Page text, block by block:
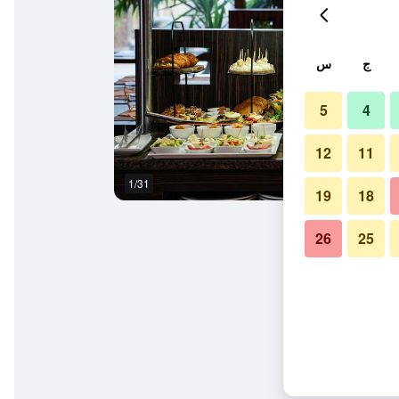
1/31
ج س
4
5
11
12
18
19
25
26